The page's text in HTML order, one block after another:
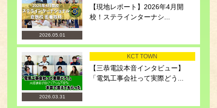
2026.05.01
【現地レポート】2026年4月開
校！ステラインターナシ...
2026.03.31
KCT TOWN
【三恭電設本音インタビュー】
「電気工事会社って実際どう...